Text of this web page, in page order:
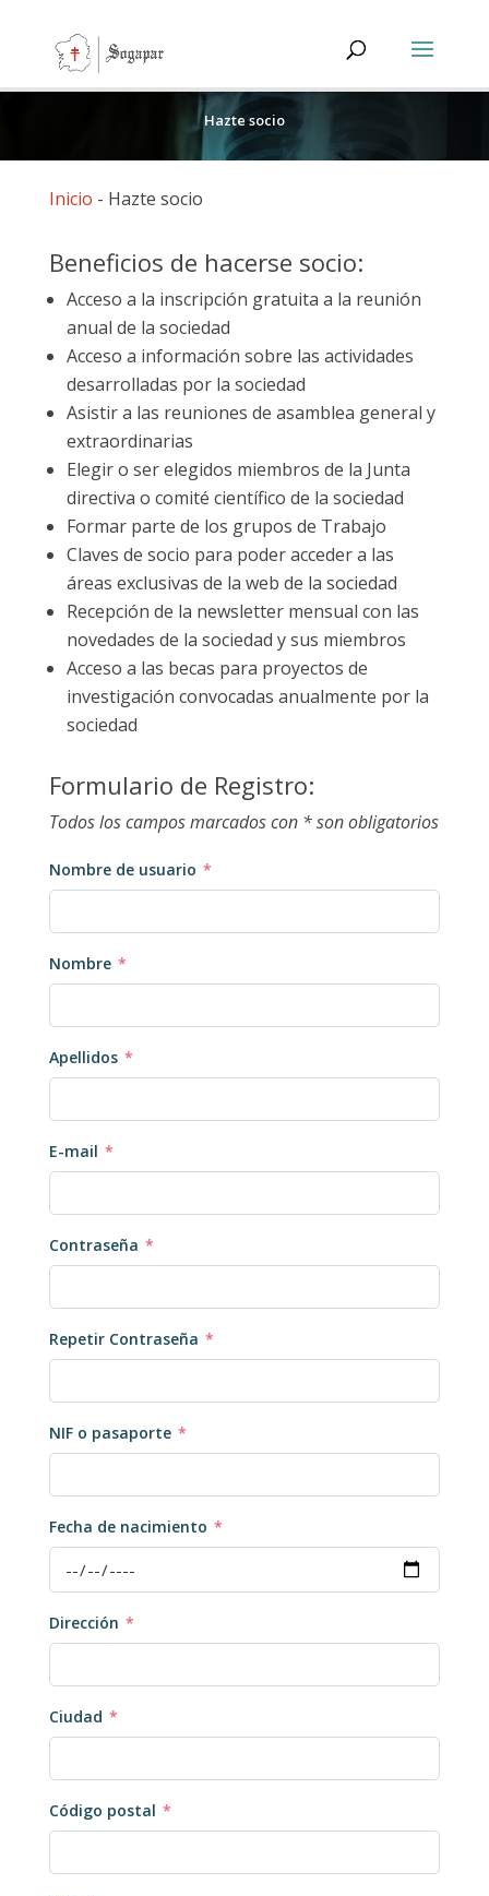
Hazte socio
Inicio - Hazte socio
Beneficios de hacerse socio:
Acceso a la inscripción gratuita a la reunión
anual de la sociedad
Acceso a información sobre las actividades
desarrolladas por la sociedad
Asistir a las reuniones de asamblea general y
extraordinarias
Elegir o ser elegidos miembros de la Junta
directiva o comité científico de la sociedad
Formar parte de los grupos de Trabajo
Claves de socio para poder acceder a las
áreas exclusivas de la web de la sociedad
Recepción de la newsletter mensual con las
novedades de la sociedad y sus miembros
Acceso a las becas para proyectos de
investigación convocadas anualmente por la
sociedad
Formulario de Registro:
Todos los campos marcados con * son obligatorios
Nombre de usuario *
Nombre *
Apellidos *
E-mail *
Contraseña *
Repetir Contraseña *
NIF o pasaporte *
Fecha de nacimiento *
Dirección *
Ciudad *
Código postal *